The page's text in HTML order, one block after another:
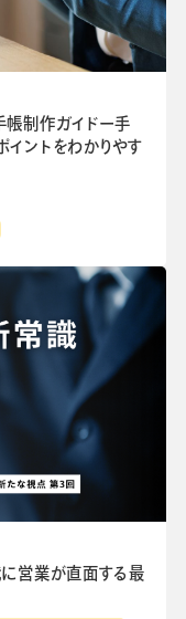
帳制作ガイドー手
イントをわかりやす
営業が直面する最